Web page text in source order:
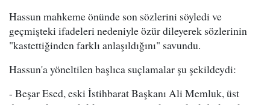
Hassun mahkeme önünde son sözlerini söyledi ve
geçmişteki ifadeleri nedeniyle özür dileyerek sözlerinin
"kastettiğinden farklı anlaşıldığını" savundu.
Hassun'a yöneltilen başlıca suçlamalar şu şekildeydi:
- Beşar Esed, eski İstihbarat Başkanı Ali Memluk, üst